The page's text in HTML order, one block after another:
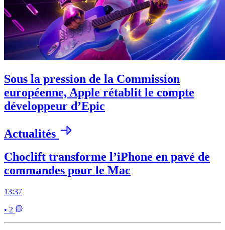
Sous la pression de la Commission
européenne, Apple rétablit le compte
développeur d’Epic
Actualités
Choclift transforme l’iPhone en pavé de
commandes pour le Mac
13:37
• 2